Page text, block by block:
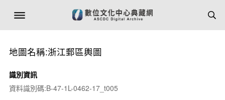
地圖名稱:浙江郵區輿圖
識別資訊
資料識別碼:B-47-1L-0462-17_t005